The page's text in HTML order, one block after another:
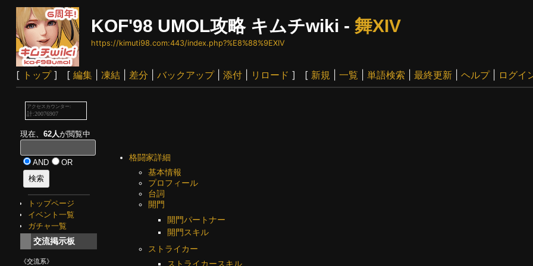
KOF'98 UMOL攻略 キムチwiki - 舞XIV
https://kimuti98.com:443/index.php?%E8%88%9EXIV
[ トップ] [ 編集| 凍結| 差分 バックアップ| 添付| リロード ] [ 新規 一覧 単語検索 最終更新| ヘルプ| ログイ
現在、 62人が閲覧中
AND OR
トップページ
イベント一覧
ガチャ一覧
交流掲示板
《交流系》
格闘家詳細
基本情報
プロフィール
台詞
開門
開門パートナー
開門スキル
ストライカー
ストライカースキル